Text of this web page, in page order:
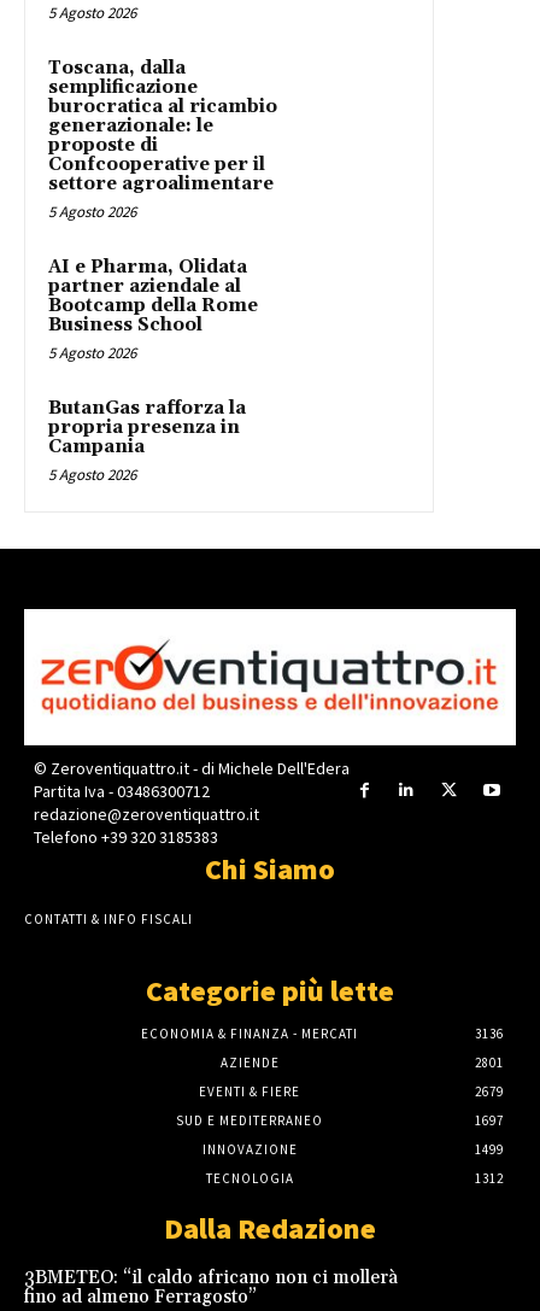
5 Agosto 2026
Toscana, dalla
semplificazione
burocratica al ricambio
generazionale: le
proposte di
Confcooperative per il
settore agroalimentare
5 Agosto 2026
AI e Pharma, Olidata
partner aziendale al
Bootcamp della Rome
Business School
5 Agosto 2026
ButanGas rafforza la
propria presenza in
Campania
5 Agosto 2026
© Zeroventiquattro.it - di Michele Dell'Edera
Partita Iva - 03486300712
redazione@zeroventiquattro.it
Telefono +39 320 3185383
Chi Siamo
CONTATTI & INFO FISCALI
Categorie più lette
ECONOMIA & FINANZA - MERCATI
3136
AZIENDE
2801
EVENTI & FIERE
2679
SUD E MEDITERRANEO
1697
INNOVAZIONE
1499
TECNOLOGIA
1312
Dalla Redazione
3BMETEO: “il caldo africano non ci mollerà
fino ad almeno Ferragosto”